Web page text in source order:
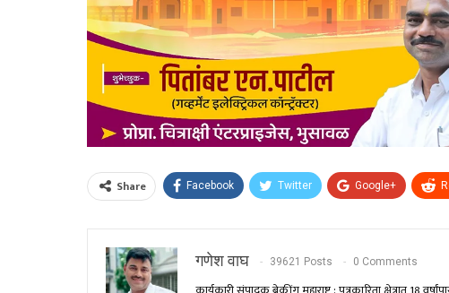
Share Facebook Twitter Google+
गणेश वाघ 39621 Posts 0 Comments